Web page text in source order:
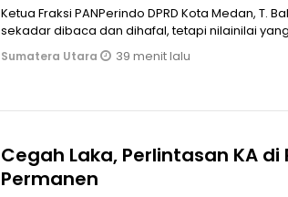
Ketua Fraksi PANPerindo DPRD Kota Medan, T.
sekadar dibaca dan dihafal, tetapi nilainilai yang
Sumatera Utara 39 menit lalu
Cegah Laka, Perlintasan KA
Permanen